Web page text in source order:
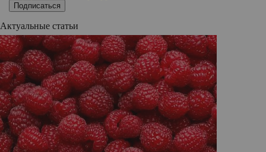
Подписаться
Актуальные статьи